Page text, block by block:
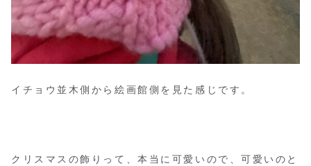
イチョウ並木側から絵画館側を見た感じです。
クリスマスの飾りって、本当に可愛いので、可愛いのと